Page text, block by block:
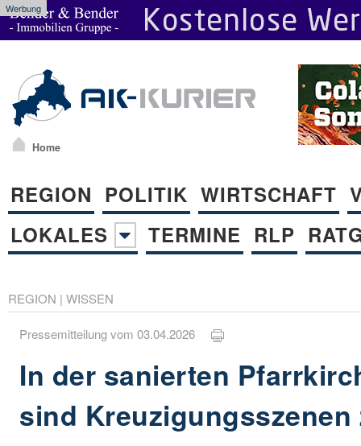
Werbung
Home
REGION POLITIK WIRTSCHAFT
LOKALES
TERMINE RLP
REGION | WISSEN
Pressemitteilung vom 03.04.2026
In der sanierten
sind Kreuzigungsszenen